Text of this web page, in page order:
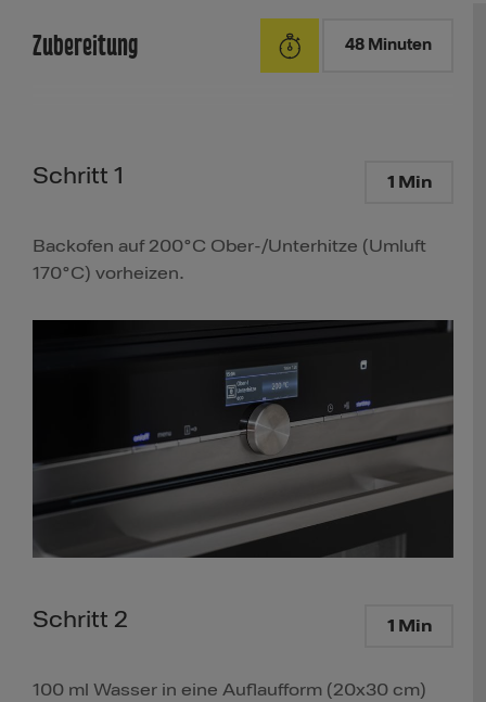
Zubereitung 48 Minuten
Schritt 1 1 Min
Backofen auf 200°C Ober-/Unterhitze (Umluft
170°C) vorheizen.
Schritt 2 1 Min
100 ml Wasser in eine Auflaufform (20x30 cm)